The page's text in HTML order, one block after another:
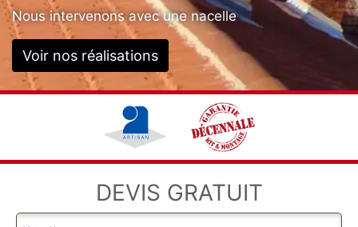
Nous intervenons avec une nacelle
Voir nos réalisations
DEVIS GRATUIT